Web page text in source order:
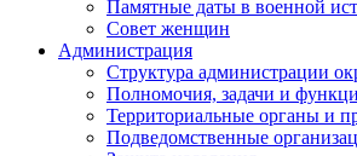
Памятные даты в военной
Совет женщин
Администрация
Структура администрации
Полномочия, задачи и
Территориальные органы и
Подведомственные